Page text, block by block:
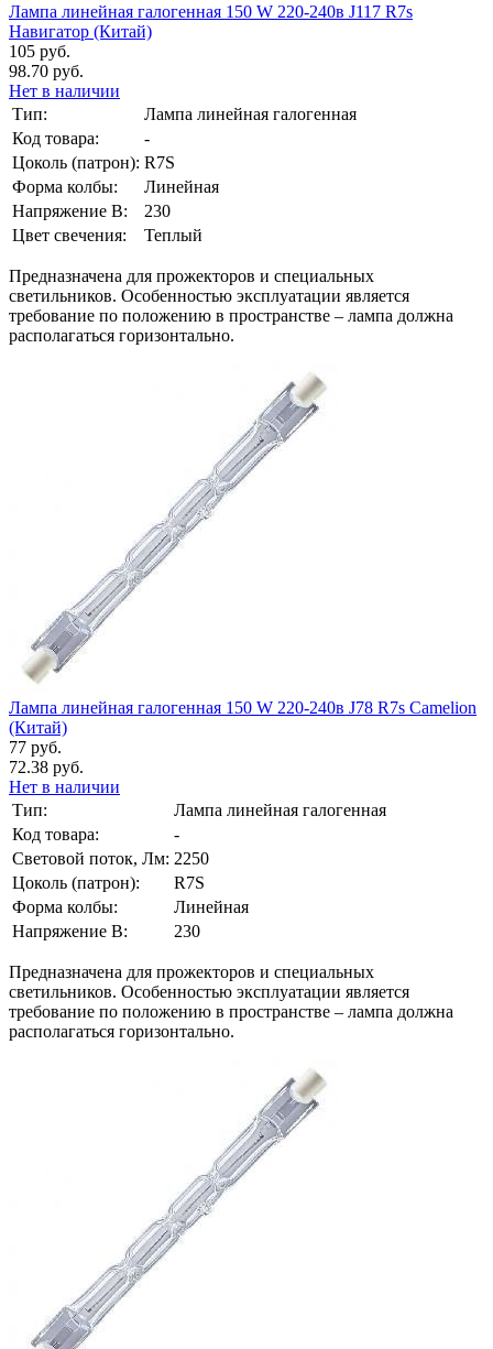
Лампа линейная галогенная 150 W 220-240в J117 R7s
Навигатор (Китай)
105 руб.
98.70 руб.
Нет в наличии
Тип:
Лампа линейная галогенная
Код товара:
-
Цоколь (патрон): R7S
Форма колбы:
Линейная
Напряжение В:
230
Цвет свечения:
Теплый
Предназначена для прожекторов и специальных
светильников. Особенностью эксплуатации является
требование по положению в пространстве – лампа должна
располагаться горизонтально.
Лампа линейная галогенная 150 W 220-240в J78 R7s Camelion
(Китай)
77 руб.
72.38 руб.
Нет в наличии
Тип:
Лампа линейная галогенная
Код товара:
-
Световой поток, Лм: 2250
Цоколь (патрон):
R7S
Форма колбы:
Линейная
Напряжение В:
230
Предназначена для прожекторов и специальных
светильников. Особенностью эксплуатации является
требование по положению в пространстве – лампа должна
располагаться горизонтально.